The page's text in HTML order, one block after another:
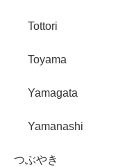
Tottori
Toyama
Yamagata
Yamanashi
つぶやき